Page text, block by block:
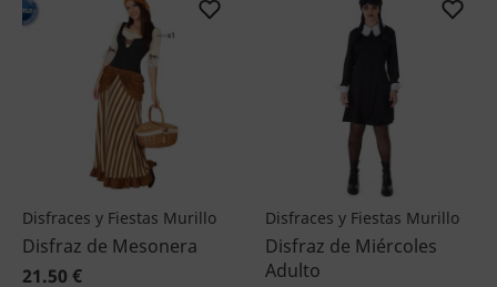
Disfraces y Fiestas Murillo
Disfraz de Mesonera
21.50 €
Disfraces y Fiestas Murillo
Disfraz de Miércoles
Adulto